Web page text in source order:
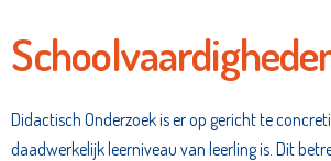
Didactisch Onderzoek is er op gericht te
daadwerkelijk leerniveau van leerling is. Dit